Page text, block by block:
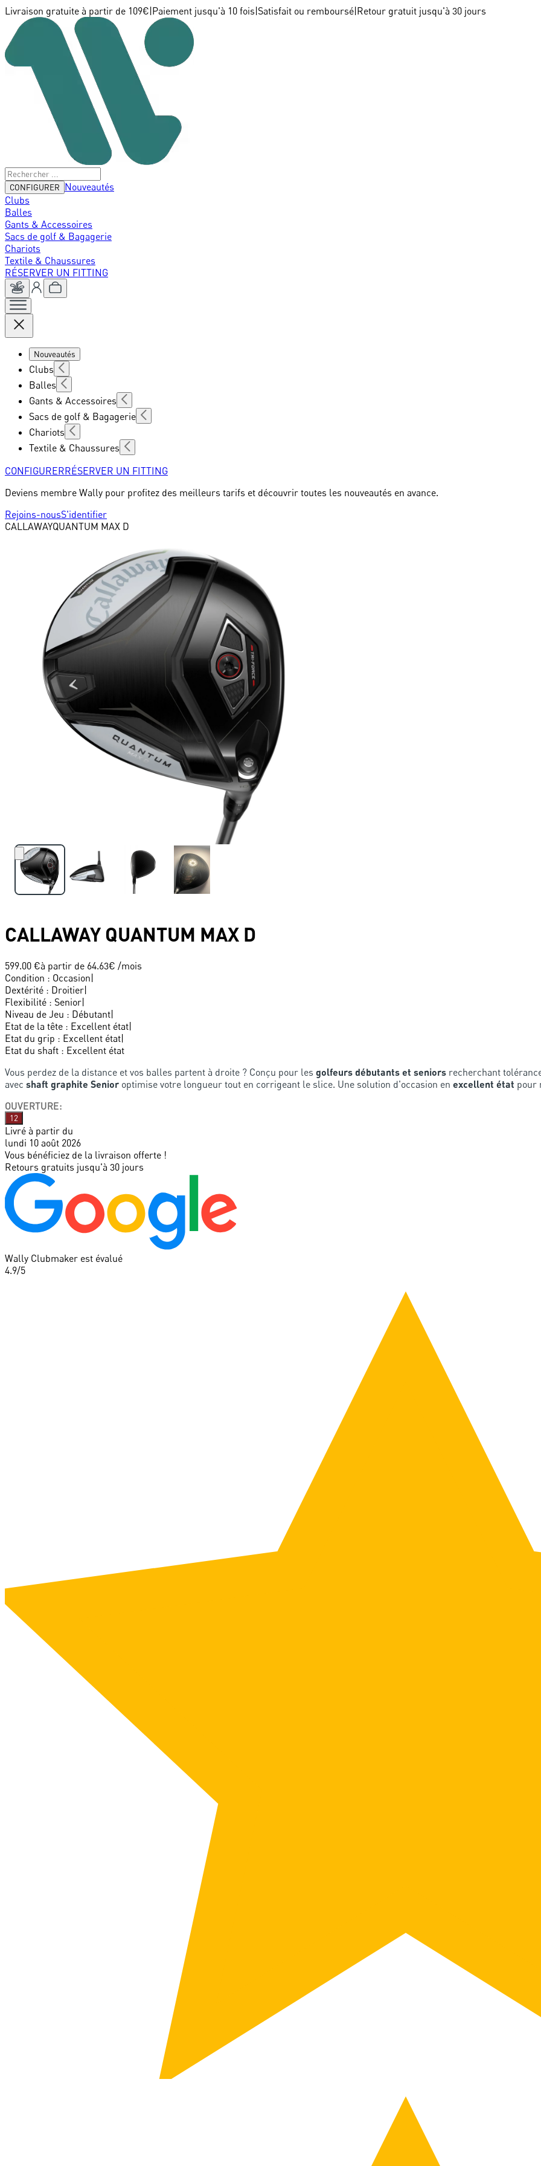
Livraison gratuite à partir de 109€ Paiement jusqu'à 10 fois Satisfait ou remboursé Retour gratuit jusqu'à 30 jours
CONFIGURER
Nouveautés
Clubs
Balles
Gants & Accessoires
Sacs de golf & Bagagerie
Chariots
Textile & Chaussures
RÉSERVER UN FITTING
Nouveautés
Clubs
Balles
Gants & Accessoires
Sacs de golf & Bagagerie
Chariots
Textile & Chaussures
CONFIGURERRÉSERVER UN FITTING
Deviens membre Wally pour profitez des meilleurs tarifs et découvrir toutes les nouveautés en avance.
Rejoins-nousS'identifier
CALLAWAYQUANTUM MAX D
CALLAWAY QUANTUM MAX D
599.00 €à partir de 64.63€ /mois
Condition : Occasion|
Dextérité : Droitier|
Flexibilité : Senior|
Niveau de Jeu : Débutant|
Etat de la tête : Excellent état|
Etat du grip : Excellent état|
Etat du shaft : Excellent état
Vous perdez de la distance et vos balles partent à droite ? Conçu pour les golfeurs débutants et seniors recherchant
avec shaft graphite Senior optimise votre longueur tout en corrigeant le slice. Une solution d'occasion en excellent état pour
OUVERTURE:
12
Livré à partir du
lundi 10 août 2026
Vous bénéficiez de la livraison offerte !
Retours gratuits jusqu'à 30 jours
Wally Clubmaker est évalué
4.9/5